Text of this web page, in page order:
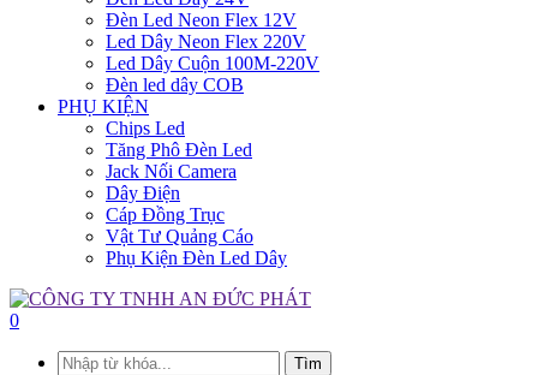
Đèn Led Neon Flex 12V
Led Dây Neon Flex 220V
Led Dây Cuộn 100M-220V
Đèn led dây COB
PHỤ KIỆN
Chips Led
Tăng Phô Đèn Led
Jack Nối Camera
Dây Điện
Cáp Đồng Trục
Vật Tư Quảng Cáo
Phụ Kiện Đèn Led Dây
0
Tìm